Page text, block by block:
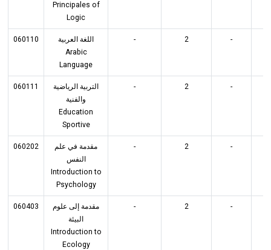
Principales of
Logic
060110
اللغة العربية
Arabic
Language
- 2 -
060111
التربية الرياضية
والفنية
Education
Sportive
- 2 -
060202
مقدمة في علم
النفس
Introduction to
Psychology
- 2 -
060403
مقدمة إلى علوم
البيئة
Introduction to
Ecology
- 2 -